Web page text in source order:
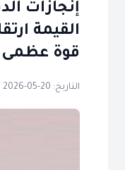
إنجازات
القيمة
قوة عظمى
التاريخ: 20-05-2026